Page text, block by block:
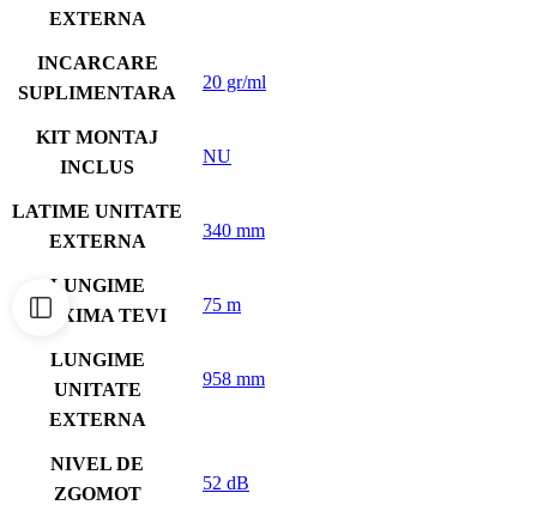
EXTERNA
INCARCARE
SUPLIMENTARA
20 gr/ml
KIT MONTAJ
INCLUS
NU
LATIME UNITATE
EXTERNA
340 mm
LUNGIME
MAXIMA TEVI
75 m
LUNGIME
UNITATE
EXTERNA
958 mm
NIVEL DE
ZGOMOT
52 dB